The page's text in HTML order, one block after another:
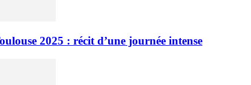
2025 : récit d’une journée intense